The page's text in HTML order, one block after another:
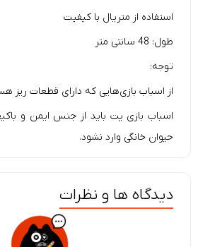
استفاده از متریال با کیفیت
طول: 48 سانتی متر
توجه:
از اسباب بازی‌هایی که دارای قطعات ریز
اسباب بازی پت باید از جنس ایمن و
حیوان خانگی وارد نشود.
دیدگاه ها و نظرات